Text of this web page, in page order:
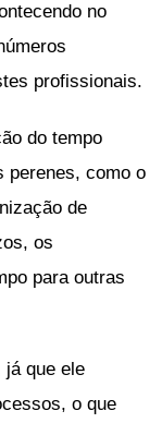
no
profissionais.
do tempo
perenes, como o
de
os
para outras
já que ele
o que